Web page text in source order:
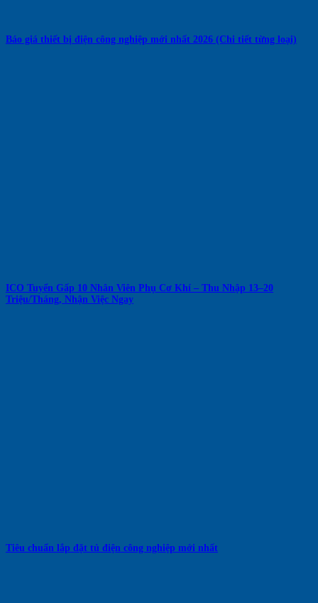
Báo giá thiết bị điện công nghiệp mới nhất 2026 (Chi tiết từng loại)
ICO Tuyển Gấp 10 Nhân Viên Phụ Cơ Khí – Thu Nhập 13–20
Triệu/Tháng, Nhận Việc Ngay
Tiêu chuẩn lắp đặt tủ điện công nghiệp mới nhất